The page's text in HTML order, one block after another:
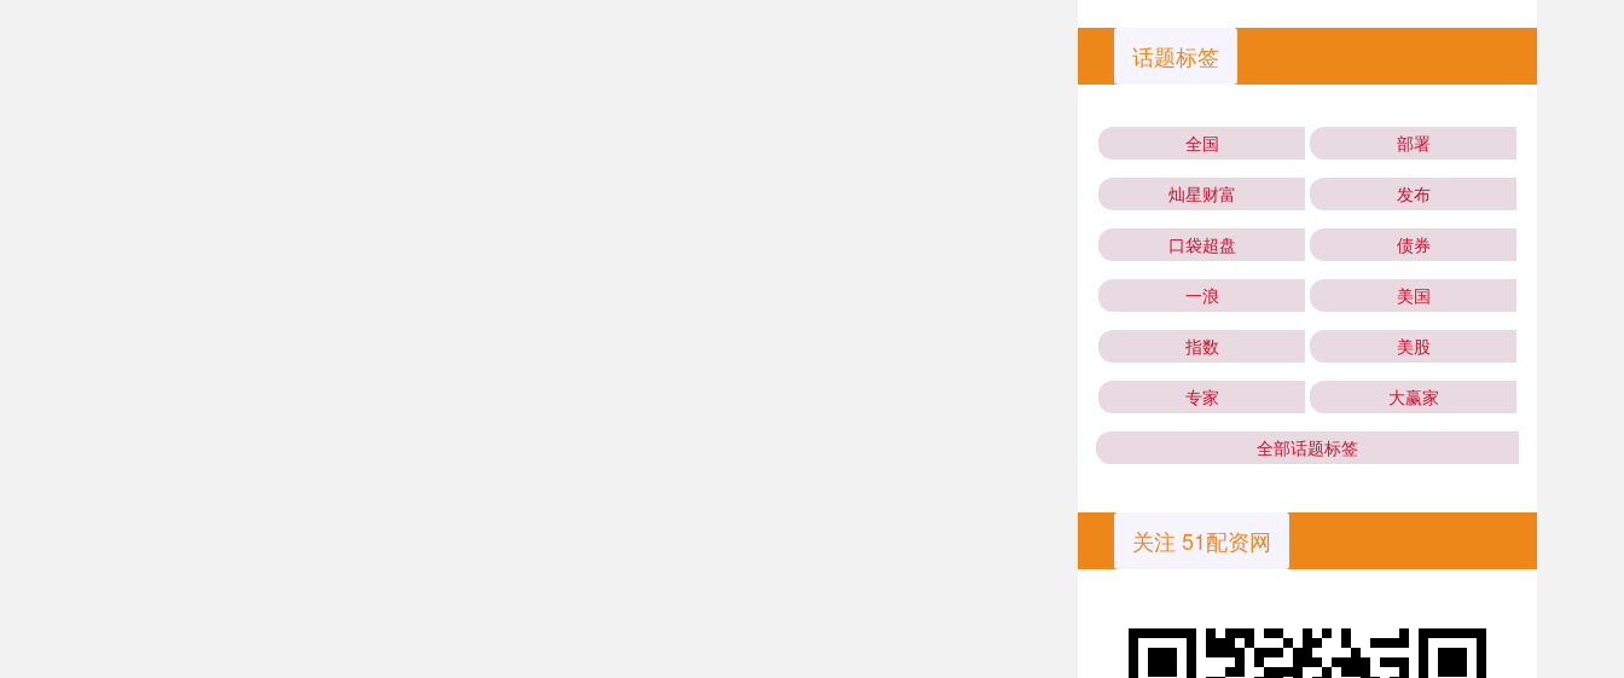
话题标签
全国 部署
灿星财富 发布
口袋超盘 债券
一浪 美国
指数 美股
专家 大赢家
全部话题标签
关注 51配资网